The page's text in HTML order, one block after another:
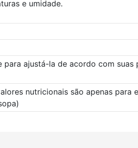
e umidade.
ajustá-la de acordo com suas
nutricionais são apenas para